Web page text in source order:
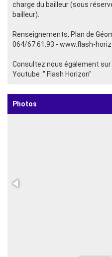
charge du bailleur (sous
bailleur).
Renseignements, Plan de
064/67.61.93 - www.flash-
Consultez nous également sur
Youtube :" Flash Horizon"
Photos